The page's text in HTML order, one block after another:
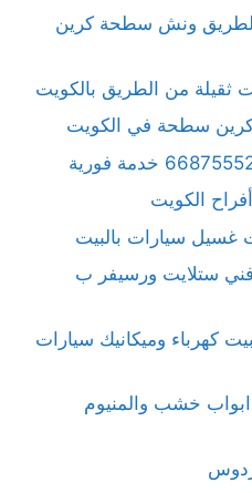
ونش سطحة كرين
من الطريق بالكويت
سطحة في الكويت
الكويت
غسيل سيارات بالبيت
ستلايت ورسيفر ب
كهرباء وميكانيك سيارات
خشب والمنيوم